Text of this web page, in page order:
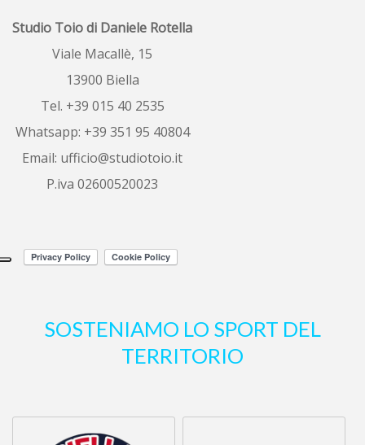
fatto valutare il  mio  alloggio , profe
leggi tutto
ombretta porrino
Ottimo servizio,
sono riuscita a vendere il mio alloggio
in...leggi tutto
Luca Siletti
Altre recensioni
Studio Toio di Daniele Rotella
Viale Macallè, 15
13900 Biella
Tel. +39 015 40 2535
Whatsapp: +39 351 95 40804
Email: ufficio@studiotoio.it
P.iva 02600520023
SOSTENIAMO LO SPORT DEL
TERRITORIO